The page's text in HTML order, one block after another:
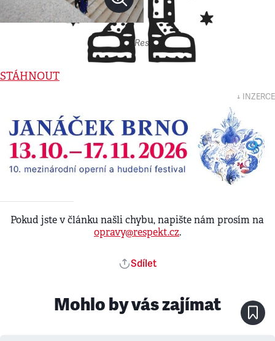
Autor: Respekt
STÁHNOUT
↓ INZERCE
Pokud jste v článku našli chybu, napište nám prosím na
opravy@respekt.cz.
Sdílet
Mohlo by vás zajímat